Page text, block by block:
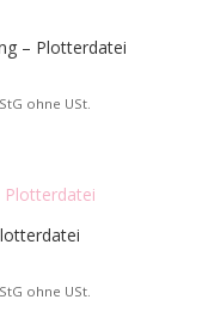
– Plotterdatei
ohne USt.
ohne USt.